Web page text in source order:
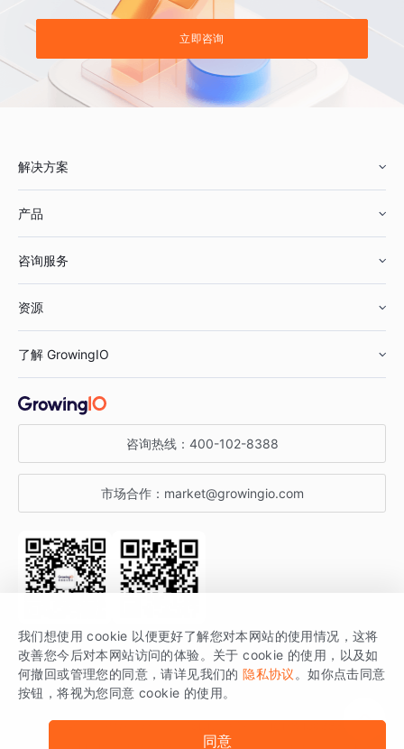
立即咨询
解决方案
鞋服行业
汽车行业
金融行业
产品
智能运营
获客分析
咨询服务
资源
增长公开课
增长博客
开发者文档
SDK 文档
场景指南
了解 GrowingIO
关于 GrowingIO
增长大会
行业活动
咨询热线： 400-102-8388
市场合作： market@growingio.com
关注公众号 获取更多干货
GrowingIO 是专注于数据智能分析与增长的品牌，核心平台为 GrowingIO
分析云。
版权所有 © 北京易数科技有限公司
我们想使用 cookie 以便更好了解您对本网站的使用情况，这将
改善您今后对本网站访问的体验。关于 cookie 的使用，以及如
何撤回或管理您的同意，请详见我们的 隐私协议 。如你点击同意
按钮，将视为您同意 cookie 的使用。
同意